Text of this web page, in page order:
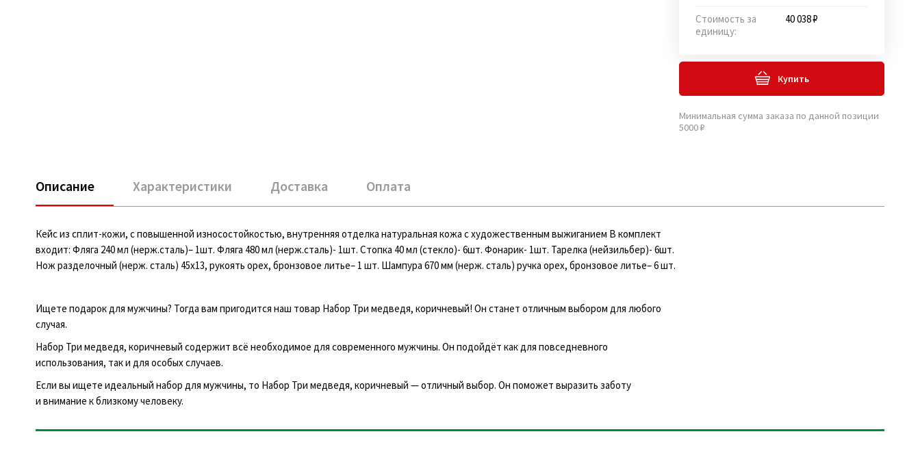
Стоимость за
единицу:
40 038 ₽
Купить
Минимальная сумма заказа по данной позиции
5000 ₽
Описание Характеристики Доставка Оплата
Кейс из сплит-кожи, с повышенной износостойкостью, внутренняя отделка натуральная кожа с художественным выжиганием В комплект
входит: Фляга 240 мл (нерж.сталь)– 1шт. Фляга 480 мл (нерж.сталь)- 1шт. Стопка 40 мл (стекло)- 6шт. Фонарик- 1шт. Тарелка (нейзильбер)- 6шт.
Нож разделочный (нерж. сталь) 45х13, рукоять орех, бронзовое литье– 1 шт. Шампура 670 мм (нерж. сталь) ручка орех, бронзовое литье– 6 шт.
Ищете подарок для мужчины? Тогда вам пригодится наш товар Набор Три медведя, коричневый! Он станет отличным выбором для любого
случая.
Набор Три медведя, коричневый содержит всё необходимое для современного мужчины. Он подойдёт как для повседневного
использования, так и для особых случаев.
Если вы ищете идеальный набор для мужчины, то Набор Три медведя, коричневый — отличный выбор. Он поможет выразить заботу
и внимание к близкому человеку.